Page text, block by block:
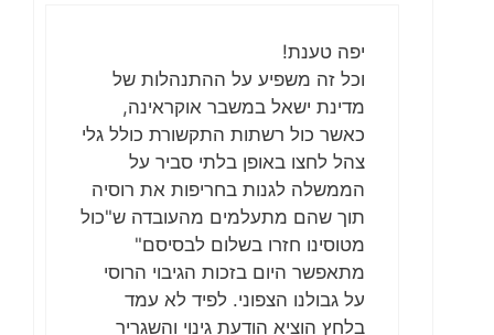
יפה טענת!
וכל זה משפיע על ההתנהלות של
מדינת ישאל במשבר אוקראינה,
כאשר כול רשתות התקשורת כולל גלי
צהל לחצו באופן בלתי סביר על
הממשלה לגנות בחריפות את רוסיה
תוך שהם מתעלמים מהעובדה ש"כול
מטוסינו חזרו בשלום לבסיסם"
מתאפשר היום בזכות הגיבוי הרוסי
על גבולנו הצפוני. לפיד לא עמד
בלחץ הוציא הודעת גינוי והשגריר